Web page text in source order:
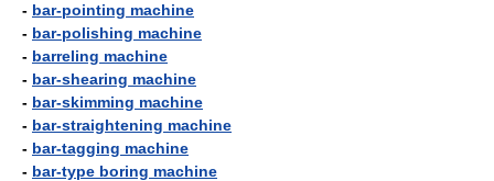
- bar-pointing machine
- bar-polishing machine
- barreling machine
- bar-shearing machine
- bar-skimming machine
- bar-straightening machine
- bar-tagging machine
- bar-type boring machine